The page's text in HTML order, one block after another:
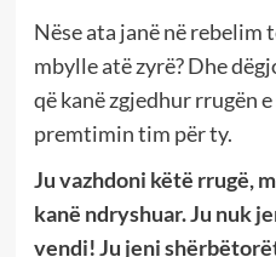
Nëse ata janë në rebelim
mbylle atë zyrë? Dhe
që kanë zgjedhur rrugën
premtimin tim për ty.
Ju vazhdoni këtë rrugë,
kanë ndryshuar. Ju nuk
vendi! Ju jeni